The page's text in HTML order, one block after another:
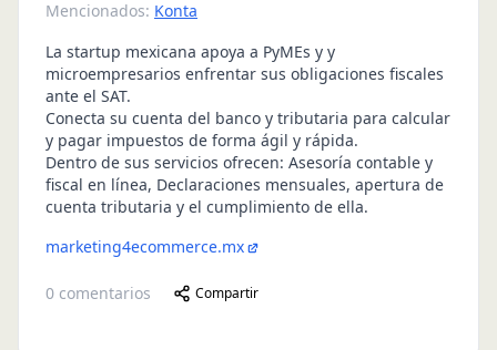
Mencionados: Konta
La startup mexicana apoya a PyMEs y y
microempresarios enfrentar sus obligaciones fiscales
ante el SAT.
Conecta su cuenta del banco y tributaria para calcular
y pagar impuestos de forma ágil y rápida.
Dentro de sus servicios ofrecen: Asesoría contable y
fiscal en línea, Declaraciones mensuales, apertura de
cuenta tributaria y el cumplimiento de ella.
marketing4ecommerce.mx
0 comentarios Compartir